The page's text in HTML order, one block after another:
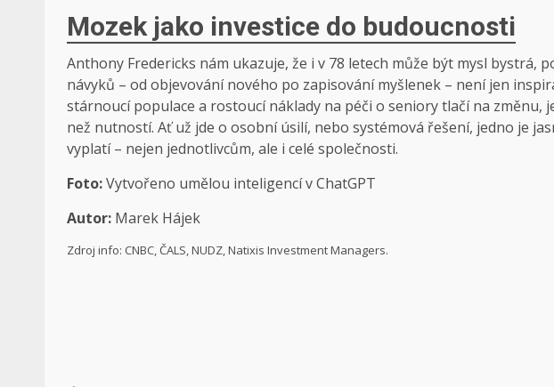
Mozek jako investice do budoucnosti
Anthony Fredericks nám ukazuje, že i v 78 letech může být mysl bystrá,
návyků – od objevování nového po zapisování myšlenek – není jen
stárnoucí populace a rostoucí náklady na péči o seniory tlačí na změnu,
než nutností. Ať už jde o osobní úsilí, nebo systémová řešení, jedno je
vyplatí – nejen jednotlivcům, ale i celé společnosti.
Foto:Vytvořeno umělou inteligencí v ChatGPT
Autor: Marek Hájek
Zdroj info: CNBC, ČALS, NUDZ, Natixis Investment Managers.